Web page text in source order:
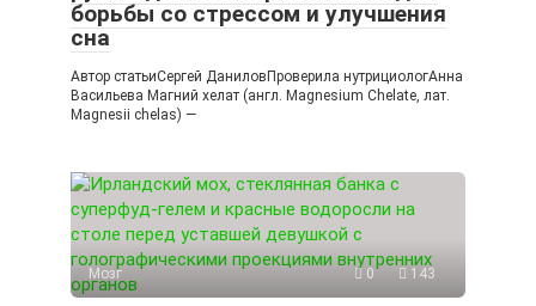
борьбы со стрессом и улучшения
сна
Автор статьиСергей ДаниловПроверила нутрициологАнна
Васильева Магний хелат (англ. Magnesium Chelate, лат.
Magnesii chelas) —
Мозг 0 143